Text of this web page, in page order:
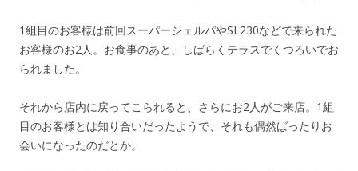
1組目のお客様は前回スーパーシェルパやSL230などで来られた
お客様のお2人。お食事のあと、しばらくテラスでくつろいでお
られました。
それから店内に戻ってこられると、さらにお2人がご来店。1組
目のお客様とは知り合いだったようで、それも偶然ばったりお
会いになったのだとか。